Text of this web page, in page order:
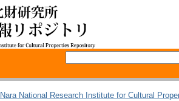
Nara National Research Institute for Cultural